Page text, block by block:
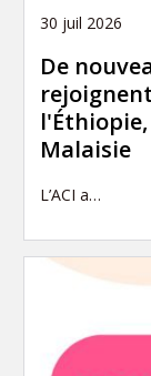
30 juil 2026
De
Malaisie
L’ACI a…